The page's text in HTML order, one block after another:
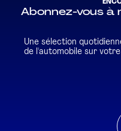
Abonnez-vous à
Une sélection
de l'automobile sur